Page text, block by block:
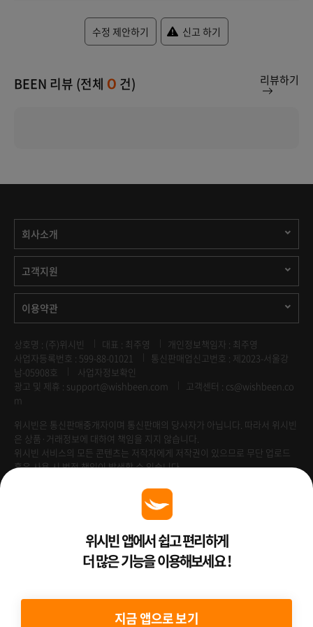
수정 제안하기 신고 하기
BEEN 리뷰 (전체 0 건) 리뷰하기
회사소개
고객지원
이용약관
상호명 : (주)위시빈 대표 : 최주영
개인정보책임자 : 최주영
사업자등록번호 : 599-88-01021
통신판매업신고번호 : 제2023-서울강
남-05908호
사업자정보확인
광고 및 제휴 : support@wishbeen.com
고객센터 : cs@wishbeen.co
m
위시빈은 통신판매중개자이며 통신판매의 당사자가 아닙니다. 따라서 위시빈
은 상품·거래정보에 대하여 책임을 지지 않습니다.
위시빈 서비스의 모든 콘텐츠는 저작자에게 저작권이 있으므로 무단 업로드
혹은 사용 시 법적 책임이 발생할 수 있습니다.
Venture Enterprise위시빈 앱에서 쉽고 편리하게
더 많은 기능을 이용해보세요 !
지금 앱으로 보기